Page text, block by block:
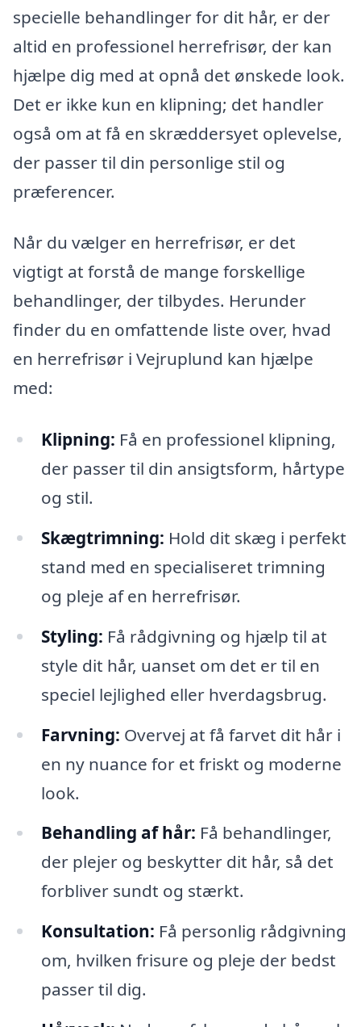
specielle behandlinger for dit hår, er der
altid en professionel herrefrisør, der kan
hjælpe dig med at opnå det ønskede look.
Det er ikke kun en klipning; det handler
også om at få en skræddersyet oplevelse,
der passer til din personlige stil og
præferencer.
Når du vælger en herrefrisør, er det
vigtigt at forstå de mange forskellige
behandlinger, der tilbydes. Herunder
finder du en omfattende liste over, hvad
en herrefrisør i Vejruplund kan hjælpe
med:
Klipning: Få en professionel klipning,
der passer til din ansigtsform, hårtype
og stil.
Skægtrimning: Hold dit skæg i perfekt
stand med en specialiseret trimning
og pleje af en herrefrisør.
Styling: Få rådgivning og hjælp til at
style dit hår, uanset om det er til en
speciel lejlighed eller hverdagsbrug.
Farvning: Overvej at få farvet dit hår i
en ny nuance for et friskt og moderne
look.
Behandling af hår: Få behandlinger,
der plejer og beskytter dit hår, så det
forbliver sundt og stærkt.
Konsultation: Få personlig rådgivning
om, hvilken frisure og pleje der bedst
passer til dig.